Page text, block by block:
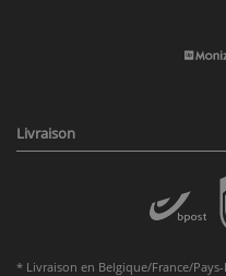
Livraison
* Livraison en Belgique/France/